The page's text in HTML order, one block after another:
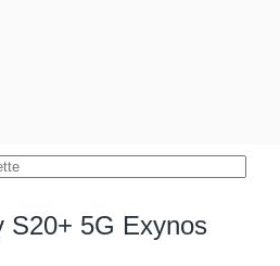
S20+ 5G Exynos